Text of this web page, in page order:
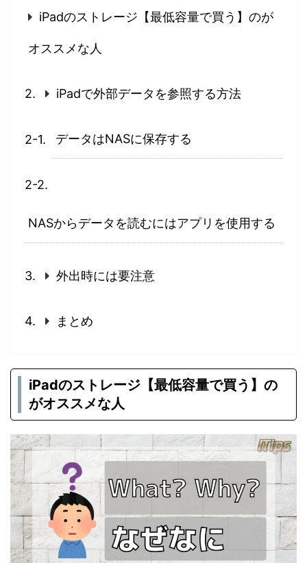
iPadのストレージ【最低容量で買う】のが
オススメな人
iPadで外部データを参照する方法
データはNASに保存する
NASからデータを読むにはアプリを使用する
外出時には要注意
まとめ
iPadのストレージ【最低容量で買う】の
がオススメな人